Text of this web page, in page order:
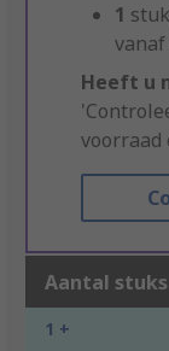
1
Heeft u
voorraad
Aantal stuks
1 +